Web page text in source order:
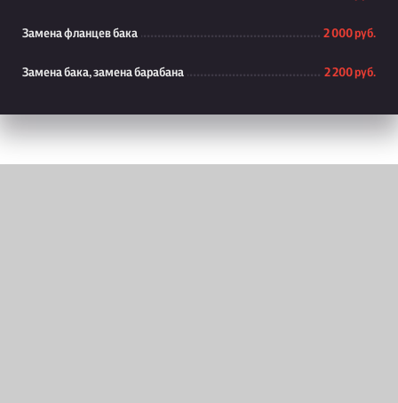
Замена фланцев бака 2 000 руб.
Замена бака, замена барабана 2 200 руб.